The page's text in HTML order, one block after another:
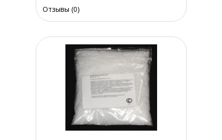
Отзывы (0)